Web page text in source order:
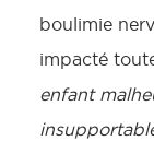
boulimie
impacté
enfant